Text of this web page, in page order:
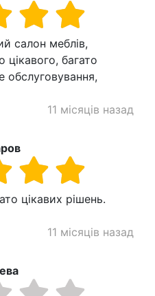
салон меблів,
цікавого, багато
обслуговування,
11 місяців назад
цікавих рішень.
11 місяців назад